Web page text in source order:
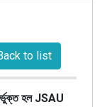
to list
হল JSAU